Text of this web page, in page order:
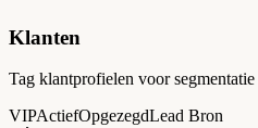
Klanten
Tag klantprofielen voor segmentatie
VIPActiefOpgezegdLead Bron